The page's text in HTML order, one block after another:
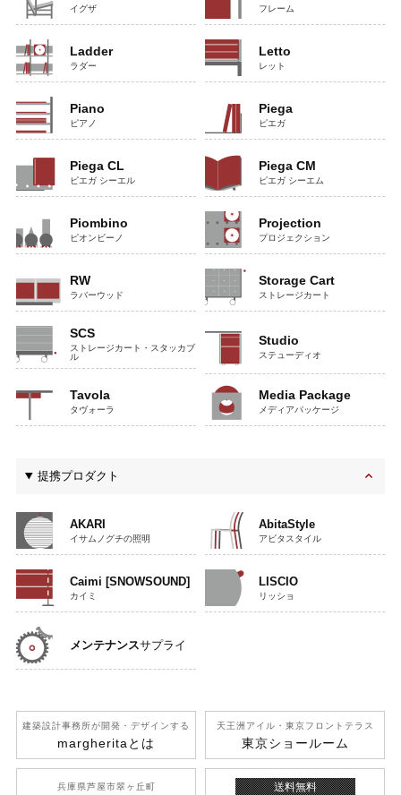
イグザ フレーム
Ladder
ラダー
Letto
レット
Piano
ピアノ
Piega
ピエガ
Piega CL
ピエガ シーエル
Piega CM
ピエガ シーエム
Piombino
ピオンビーノ
Projection
プロジェクション
RW
ラバーウッド
Storage Cart
ストレージカート
SCS
ストレージカート・スタッカブ
ル
Studio
ステューディオ
Tavola
タヴォーラ
Media Package
メディアパッケージ
提携プロダクト
AKARI
イサムノグチの照明
AbitaStyle
アビタスタイル
Caimi [SNOWSOUND]
カイミ
LISCIO
リッショ
メンテナンスサプライ
建築設計事務所が開発 ・デザインする
margherita とは
天王洲アイル ・東京フロントテラス
東京ショールーム
兵庫県芦屋市翠ヶ丘町 送料無料